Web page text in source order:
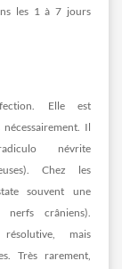
les 1 à 7 jours
Elle est
Il
névrite
Chez les
souvent une
crâniens).
mais
Très rarement,